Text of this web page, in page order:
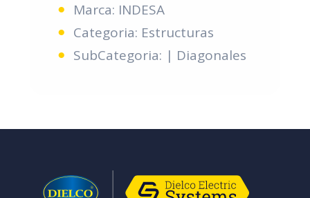
Marca: INDESA
Categoria: Estructuras
SubCategoria: | Diagonales